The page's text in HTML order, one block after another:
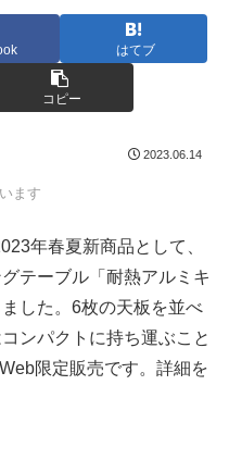
はてブ
コピー
2023.06.14
ます
年春夏新商品として、
テーブル「耐熱アルミキ
した。6枚の天板を並べ
ンパクトに持ち運ぶこと
限定販売です。詳細を